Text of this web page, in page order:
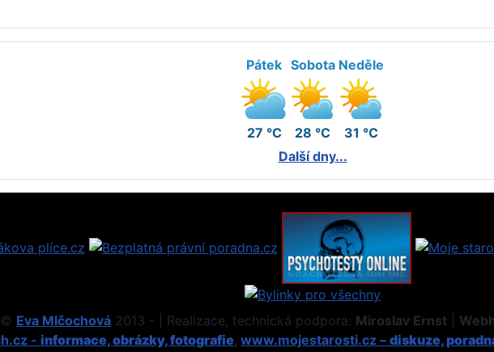
Pátek
27 °C
Sobota
28 °C
Neděle
31 °C
Další dny...
Eva Mlčochová 2013 - | Realizace, technická podpora: Miroslav Ernst
- informace, obrázky, fotografie, www.mojestarosti.cz – diskuze,